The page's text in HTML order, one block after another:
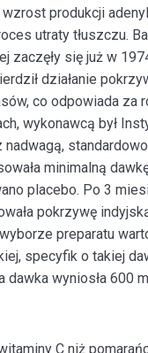
wzrost produkcji
utraty tłuszczu.
zaczęły się już w
działanie
co odpowiada za
wykonawcą był
nadwagą,
minimalną
placebo. Po 3
pokrzywę
preparatu
specyfik o takiej
dawka wyniosła 600
C niż